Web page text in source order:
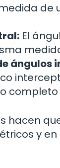
de
El
ángulos
completo
hacen
y